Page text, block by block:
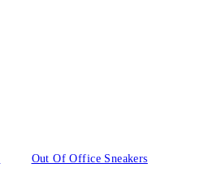
Out Of Office Sneakers